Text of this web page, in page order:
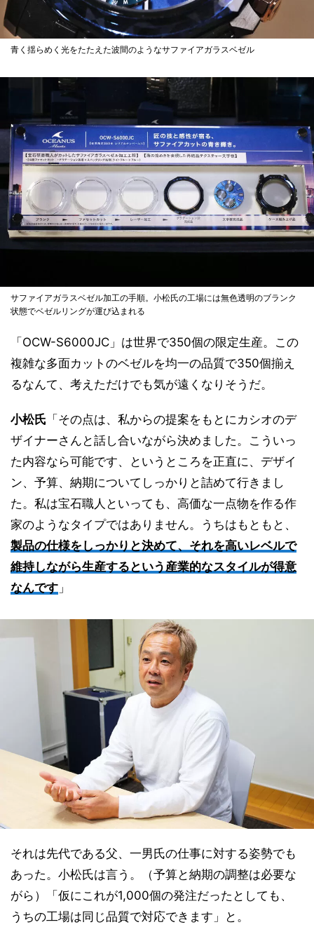
青く揺らめく光をたたえた波間のようなサファイアガラスベゼル
サファイアガラスベゼル加工の手順。小松氏の工場には無色透明のブランク
状態でベゼルリングが運び込まれる
「OCW-S6000JC」は世界で350個の限定生産。この
複雑な多面カットのベゼルを均一の品質で350個揃え
るなんて、考えただけでも気が遠くなりそうだ。
小松氏 「その点は、私からの提案をもとにカシオのデ
ザイナーさんと話し合いながら決めました。こういっ
た内容なら可能です、というところを正直に、デザイ
ン、予算、納期についてしっかりと詰めて行きまし
た。私は宝石職人といっても、高価な一点物を作る作
家のようなタイプではありません。うちはもともと、
製品の仕様をしっかりと決めて、それを高いレベルで
維持しながら生産するという産業的なスタイルが得意
なんです 」
それは先代である父、一男氏の仕事に対する姿勢でも
あった。小松氏は言う。（予算と納期の調整は必要な
がら）「仮にこれが1,000個の発注だったとしても、
うちの工場は同じ品質で対応できます」と。